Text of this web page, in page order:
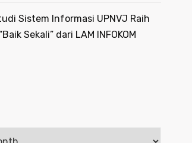
Sistem Informasi UPNVJ Raih
Sekali” dari LAM INFOKOM